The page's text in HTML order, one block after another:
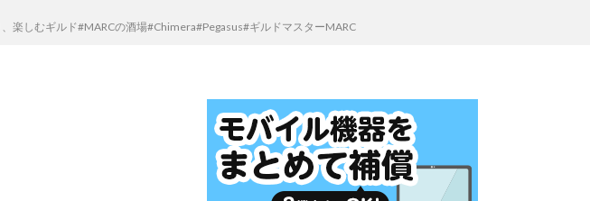
楽しむギルド#MARCの酒場#Chimera#Pegasus#ギルドマスターMARC